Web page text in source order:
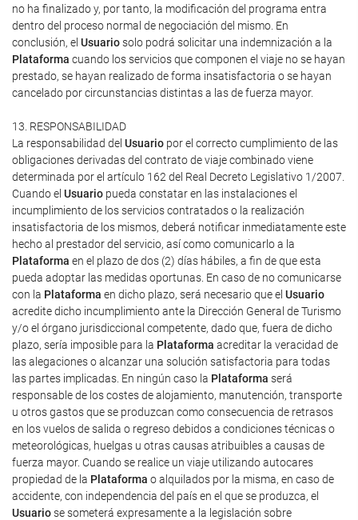
no ha finalizado y, por tanto, la modificación del programa entra
dentro del proceso normal de negociación del mismo. En
conclusión, el Usuariosolo podrá solicitar una indemnización a la
Plataforma cuando los servicios que componen el viaje no se hayan
prestado, se hayan realizado de forma insatisfactoria o se hayan
cancelado por circunstancias distintas a las de fuerza mayor.
13. RESPONSABILIDAD
La responsabilidad del Usuario por el correcto cumplimiento de las
obligaciones derivadas del contrato de viaje combinado viene
determinada por el artículo 162 del Real Decreto Legislativo 1/2007.
Cuando el Usuario pueda constatar en las instalaciones el
incumplimiento de los servicios contratados o la realización
insatisfactoria de los mismos, deberá notificar inmediatamente este
hecho al prestador del servicio, así como comunicarlo a la
Plataforma en el plazo de dos (2) días hábiles, a fin de que esta
pueda adoptar las medidas oportunas. En caso de no comunicarse
con la Plataforma en dicho plazo, será necesario que el Usuario
acredite dicho incumplimiento ante la Dirección General de Turismo
y/o el órgano jurisdiccional competente, dado que, fuera de dicho
plazo, sería imposible para la Plataforma acreditar la veracidad de
las alegaciones o alcanzar una solución satisfactoria para todas
las partes implicadas. En ningún caso la Plataforma será
responsable de los costes de alojamiento, manutención, transporte
u otros gastos que se produzcan como consecuencia de retrasos
en los vuelos de salida o regreso debidos a condiciones técnicas o
meteorológicas, huelgas u otras causas atribuibles a causas de
fuerza mayor. Cuando se realice un viaje utilizando autocares
propiedad de la Plataforma o alquilados por la misma, en caso de
accidente, con independencia del país en el que se produzca, el
Usuariose someterá expresamente a la legislación sobre